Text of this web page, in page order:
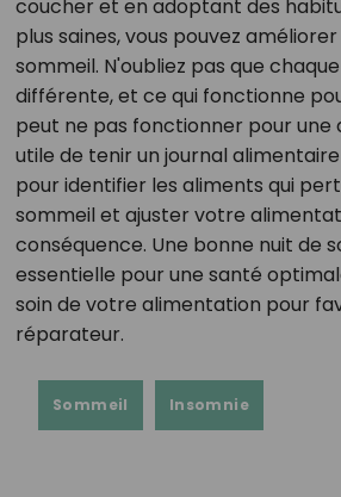
coucher et en adoptant des
plus saines, vous pouvez
sommeil. N'oubliez pas que
différente, et ce qui fonctionne
peut ne pas fonctionner pour une
utile de tenir un journal
pour identifier les aliments qui
sommeil et ajuster votre
conséquence. Une bonne nuit de
essentielle pour une santé
soin de votre alimentation pour
réparateur.
Sommeil Insomnie